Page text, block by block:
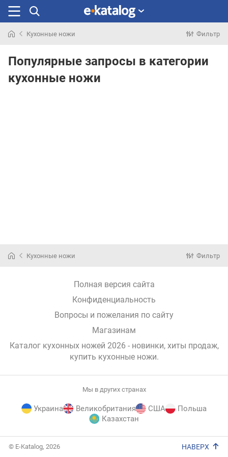
раньше
Кухонные ножи Фильтр
Популярные запросы в категории
кухонные ножи
Кухонные ножи Фильтр
Полная версия сайта
Конфиденциальность
Вопросы и пожелания по сайту
Магазинам
Каталог кухонных ножей 2026 - новинки, хиты продаж,
купить кухонные ножи.
Мы в других странах
Украина Великобритания США
Польша
Казахстан
© E-Katalog, 2026 НАВЕРХ